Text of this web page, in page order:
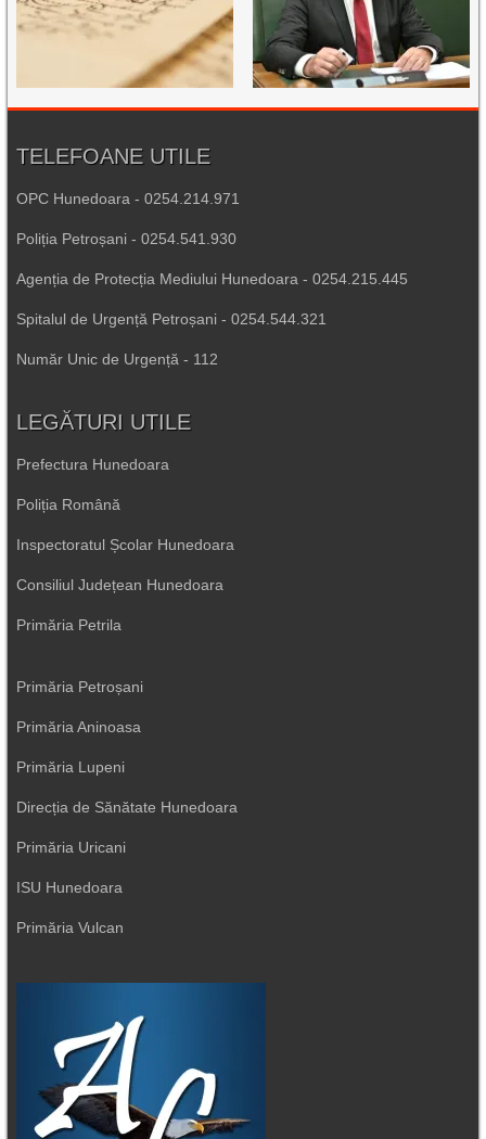
TELEFOANE UTILE
OPC Hunedoara - 0254.214.971
Poliția Petroșani - 0254.541.930
Agenția de Protecția Mediului Hunedoara - 0254.215.445
Spitalul de Urgență Petroșani - 0254.544.321
Număr Unic de Urgență - 112
LEGĂTURI UTILE
Prefectura Hunedoara
Poliția Română
Inspectoratul Școlar Hunedoara
Consiliul Județean Hunedoara
Primăria Petrila
Primăria Petroșani
Primăria Aninoasa
Primăria Lupeni
Direcția de Sănătate Hunedoara
Primăria Uricani
ISU Hunedoara
Primăria Vulcan